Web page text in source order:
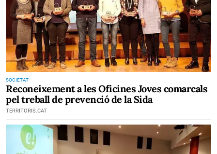
SOCIETAT
Reconeixement a les Oficines Joves comarcals
pel treball de prevenció de la Sida
TERRITORIS.CAT